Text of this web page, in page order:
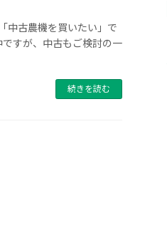
中古農機を買いたい」で
すが、中古もご検討の一
続きを読む